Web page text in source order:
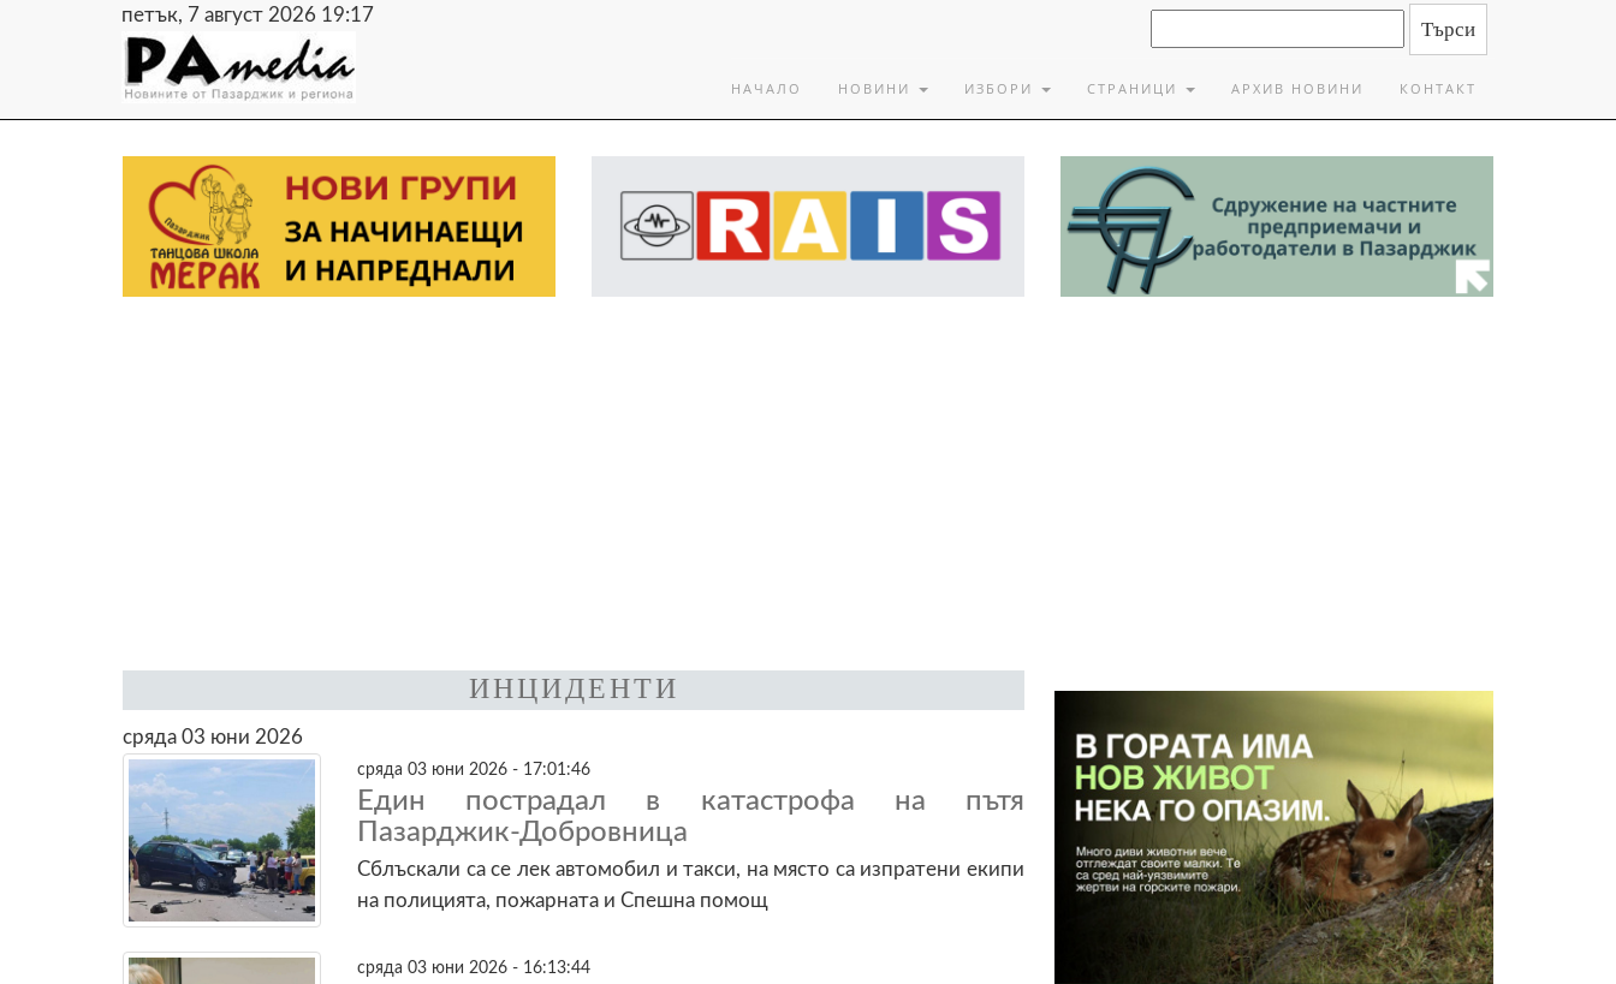
петък, 7 август 2026 19:17
НАЧАЛО НОВИНИ ИЗБОРИ СТРАНИЦИ АРХИВ НОВИНИ КОНТАКТ
ИНЦИДЕНТИ
сряда 03 юни 2026
сряда 03 юни 2026 - 17:01:46
Един пострадал в катастрофа на пътя
Пазарджик-Добровница
Сблъскали са се лек автомобил и такси, на място са изпратени екипи
на полицията, пожарната и Спешна помощ
сряда 03 юни 2026 - 16:13:44